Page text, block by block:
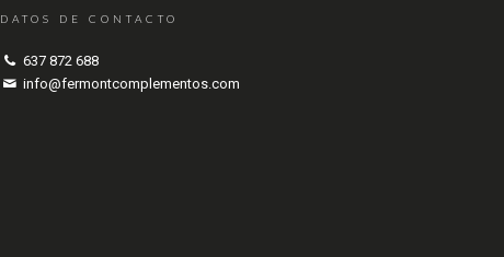
DATOS DE CONTACTO
637 872 688
info@fermontcomplementos.com